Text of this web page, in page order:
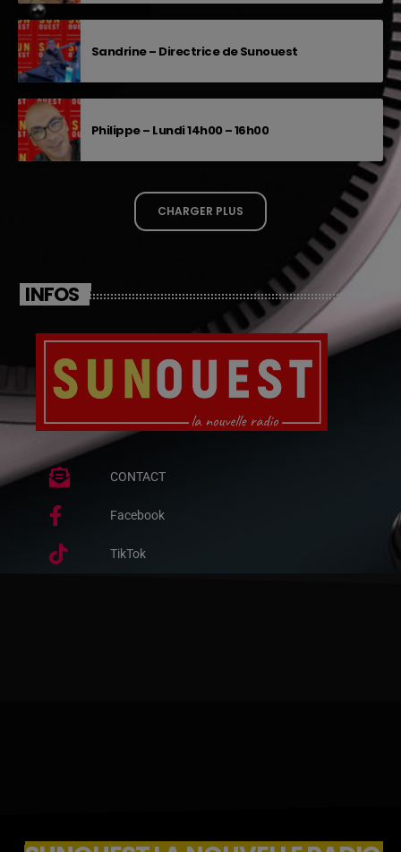
Sandrine – Directrice de Sunouest
Philippe – Lundi 14h00 – 16h00
CHARGER PLUS
INFOS
CONTACT
Facebook
TikTok